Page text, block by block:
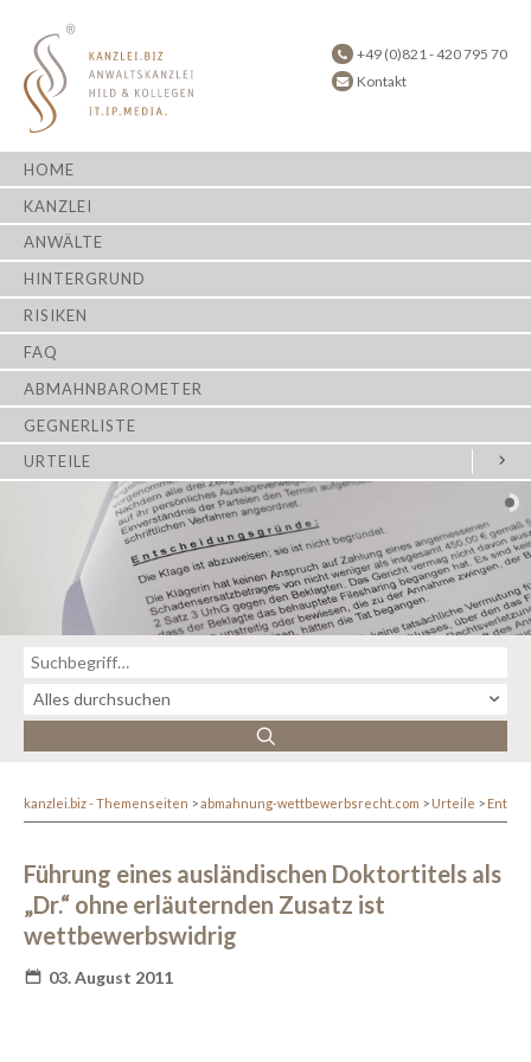
+49 (0)821 - 420 795 70
Kontakt
HOME
KANZLEI
ANWÄLTE
HINTERGRUND
RISIKEN
FAQ
ABMAHNBAROMETER
GEGNERLISTE
URTEILE
kanzlei.biz - Themenseiten abmahnung-wettbewerbsrecht.com Urteile
Führung eines ausländischen Doktortitels als
„Dr.“ ohne erläuternden Zusatz ist
wettbewerbswidrig
03. August 2011